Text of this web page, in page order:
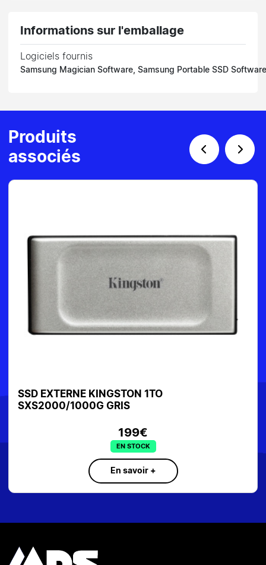
Informations sur l'emballage
Logiciels fournis
Samsung Magician Software, Samsung Portable SSD
Produits
associés
SSD EXTERNE KINGSTON 1TO
SXS1000R/1000G ROUGE
179€
EN STOCK
En savoir +